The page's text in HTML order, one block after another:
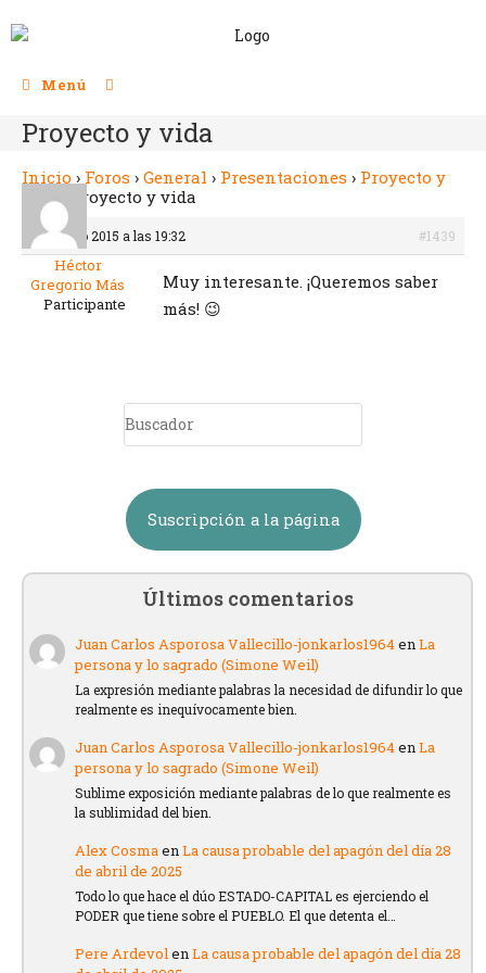
Menú
Proyecto y vida
Inicio › Foros › General › Presentaciones › Proyecto y
vida
Proyecto y vida
13 marzo 2015 a las 19:32 #1439
Héctor
Gregorio Más
Participante
Muy interesante. ¡Queremos saber
más! 😉
Suscripción a la página
Últimos comentarios
Juan Carlos Asporosa Vallecillo-jonkarlos1964enLa
persona y lo sagrado (Simone Weil)
La expresión mediante palabras la necesidad de difundir lo que
realmente es inequívocamente bien.
Juan Carlos Asporosa Vallecillo-jonkarlos1964enLa
persona y lo sagrado (Simone Weil)
Sublime exposición mediante palabras de lo que realmente es
la sublimidad del bien.
Alex CosmaenLa causa probable del apagón del día 28
de abril de 2025
Todo lo que hace el dúo ESTADO-CAPITAL es ejerciendo el
PODER que tiene sobre el PUEBLO. El que detenta el…
Pere ArdevolenLa causa probable del apagón del día 28